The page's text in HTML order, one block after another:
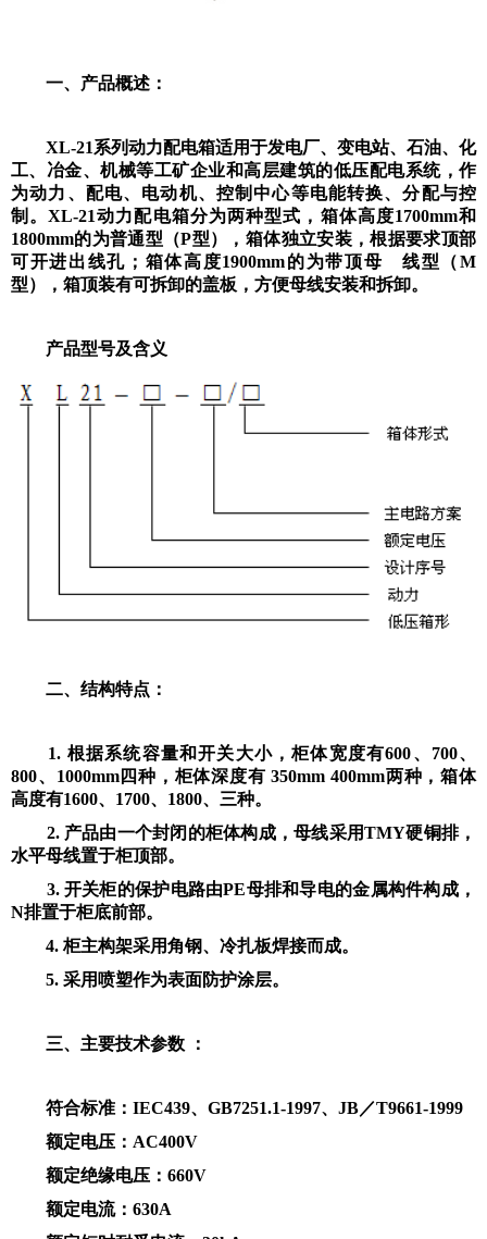
一、产品概述：
XL-21系列动力配电箱适用于发电厂、变电站、石油、化
工、冶金、机械等工矿企业和高层建筑的低压配电系统，作
为动力、配电、电动机、控制中心等电能转换、分配与控
制。XL-21动力配电箱分为两种型式，箱体高度1700mm和
1800mm的为普通型（P型），箱体独立安装，根据要求顶部
可开进出线孔；箱体高度1900mm的为带顶母 线型（M
型），箱顶装有可拆卸的盖板，方便母线安装和拆卸。
产品型号及含义
二、结构特点：
1. 根据系统容量和开关大小，柜体宽度有600、700、
800、1000mm四种，柜体深度有 350mm 400mm两种，箱体
高度有1600、1700、1800、三种。
2. 产品由一个封闭的柜体构成，母线采用TMY硬铜排，
水平母线置于柜顶部。
3. 开关柜的保护电路由PE母排和导电的金属构件构成，
N排置于柜底前部。
4. 柜主构架采用角钢、冷扎板焊接而成。
5. 采用喷塑作为表面防护涂层。
三、主要技术参数 ：
符合标准：IEC439、GB7251.1-1997、JB／T9661-1999
额定电压：AC400V
额定绝缘电压：660V
额定电流：630A